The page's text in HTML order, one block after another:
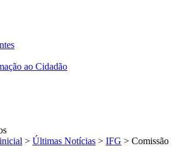
ao Cidadão
> Últimas Notícias > IFG > Comissão